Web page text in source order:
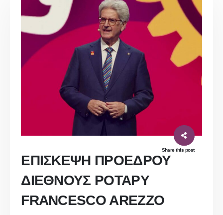
Share this post
ΕΠΙΣΚΕΨΗ ΠΡΟΕΔΡΟΥ
ΔΙΕΘΝΟΥΣ ΡΟΤΑΡΥ
FRANCESCO AREZZO